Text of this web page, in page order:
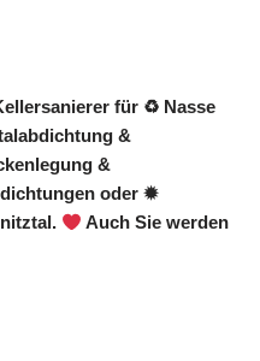
für ♻ Nasse
&
&
oder ✹
Auch Sie werden